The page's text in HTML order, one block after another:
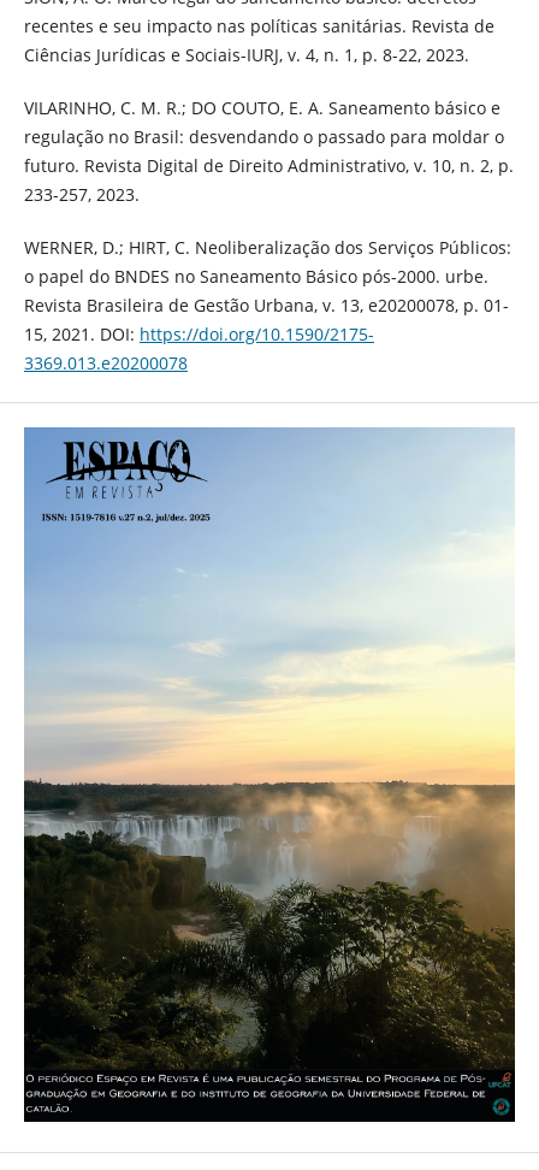
recentes e seu impacto nas políticas sanitárias. Revista de
Ciências Jurídicas e Sociais-IURJ, v. 4, n. 1, p. 8-22, 2023.
VILARINHO, C. M. R.; DO COUTO, E. A. Saneamento básico e
regulação no Brasil: desvendando o passado para moldar o
futuro. Revista Digital de Direito Administrativo, v. 10, n. 2, p.
233-257, 2023.
WERNER, D.; HIRT, C. Neoliberalização dos Serviços Públicos:
o papel do BNDES no Saneamento Básico pós-2000. urbe.
Revista Brasileira de Gestão Urbana, v. 13, e20200078, p. 01-
15, 2021. DOI: https://doi.org/10.1590/2175-
3369.013.e20200078